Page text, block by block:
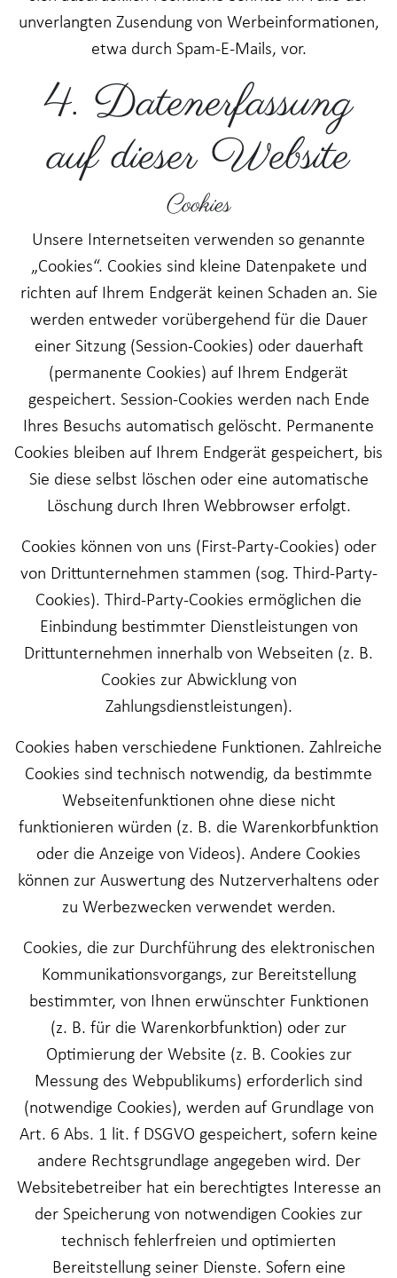
unverlangten Zusendung von Werbeinformationen,
etwa durch Spam-E-Mails, vor.
4. Datenerfassung
auf dieser Website
Cookies
Unsere Internetseiten verwenden so genannte
„Cookies“. Cookies sind kleine Datenpakete und
richten auf Ihrem Endgerät keinen Schaden an. Sie
werden entweder vorübergehend für die Dauer
einer Sitzung (Session-Cookies) oder dauerhaft
(permanente Cookies) auf Ihrem Endgerät
gespeichert. Session-Cookies werden nach Ende
Ihres Besuchs automatisch gelöscht. Permanente
Cookies bleiben auf Ihrem Endgerät gespeichert, bis
Sie diese selbst löschen oder eine automatische
Löschung durch Ihren Webbrowser erfolgt.
Cookies können von uns (First-Party-Cookies) oder
von Drittunternehmen stammen (sog. Third-Party-
Cookies). Third-Party-Cookies ermöglichen die
Einbindung bestimmter Dienstleistungen von
Drittunternehmen innerhalb von Webseiten (z. B.
Cookies zur Abwicklung von
Zahlungsdienstleistungen).
Cookies haben verschiedene Funktionen. Zahlreiche
Cookies sind technisch notwendig, da bestimmte
Webseitenfunktionen ohne diese nicht
funktionieren würden (z. B. die Warenkorbfunktion
oder die Anzeige von Videos). Andere Cookies
können zur Auswertung des Nutzerverhaltens oder
zu Werbezwecken verwendet werden.
Cookies, die zur Durchführung des elektronischen
Kommunikationsvorgangs, zur Bereitstellung
bestimmter, von Ihnen erwünschter Funktionen
(z. B. für die Warenkorbfunktion) oder zur
Optimierung der Website (z. B. Cookies zur
Messung des Webpublikums) erforderlich sind
(notwendige Cookies), werden auf Grundlage von
Art. 6 Abs. 1 lit. f DSGVO gespeichert, sofern keine
andere Rechtsgrundlage angegeben wird. Der
Websitebetreiber hat ein berechtigtes Interesse an
der Speicherung von notwendigen Cookies zur
technisch fehlerfreien und optimierten
Bereitstellung seiner Dienste. Sofern eine